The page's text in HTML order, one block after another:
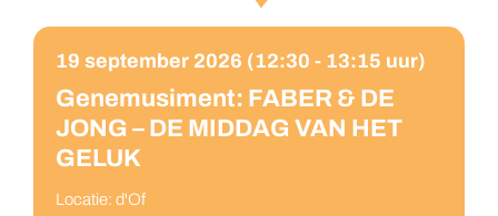
19 september 2026 (12:30 - 13:15 uur)
Genemusiment: FABER & DE
JONG – DE MIDDAG VAN HET
GELUK
Locatie: d'Of